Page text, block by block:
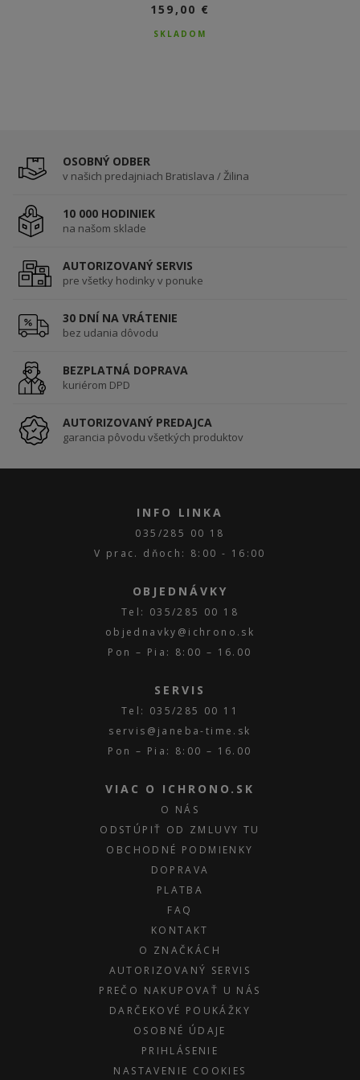
159,00 €
SKLADOM
159,00 €
SKLADOM
OSOBNÝ ODBER
v našich predajniach Bratislava / Žilina
10 000 HODINIEK
na našom sklade
AUTORIZOVANÝ SERVIS
pre všetky hodinky v ponuke
30 DNÍ NA VRÁTENIE
bez udania dôvodu
BEZPLATNÁ DOPRAVA
kuriérom DPD
AUTORIZOVANÝ PREDAJCA
garancia pôvodu všetkých produktov
INFO LINKA
035/285 00 18
V prac. dňoch: 8:00 - 16:00
OBJEDNÁVKY
Tel: 035/285 00 18
objednavky@ichrono.sk
Pon – Pia: 8:00 – 16.00
SERVIS
Tel: 035/285 00 11
servis@janeba-time.sk
Pon – Pia: 8:00 – 16.00
VIAC O ICHRONO.SK
O NÁS
ODSTÚPIŤ OD ZMLUVY TU
OBCHODNÉ PODMIENKY
DOPRAVA
PLATBA
FAQ
KONTAKT
O ZNAČKÁCH
AUTORIZOVANÝ SERVIS
PREČO NAKUPOVAŤ U NÁS
DARČEKOVÉ POUKÁŽKY
OSOBNÉ ÚDAJE
PRIHLÁSENIE
NASTAVENIE COOKIES